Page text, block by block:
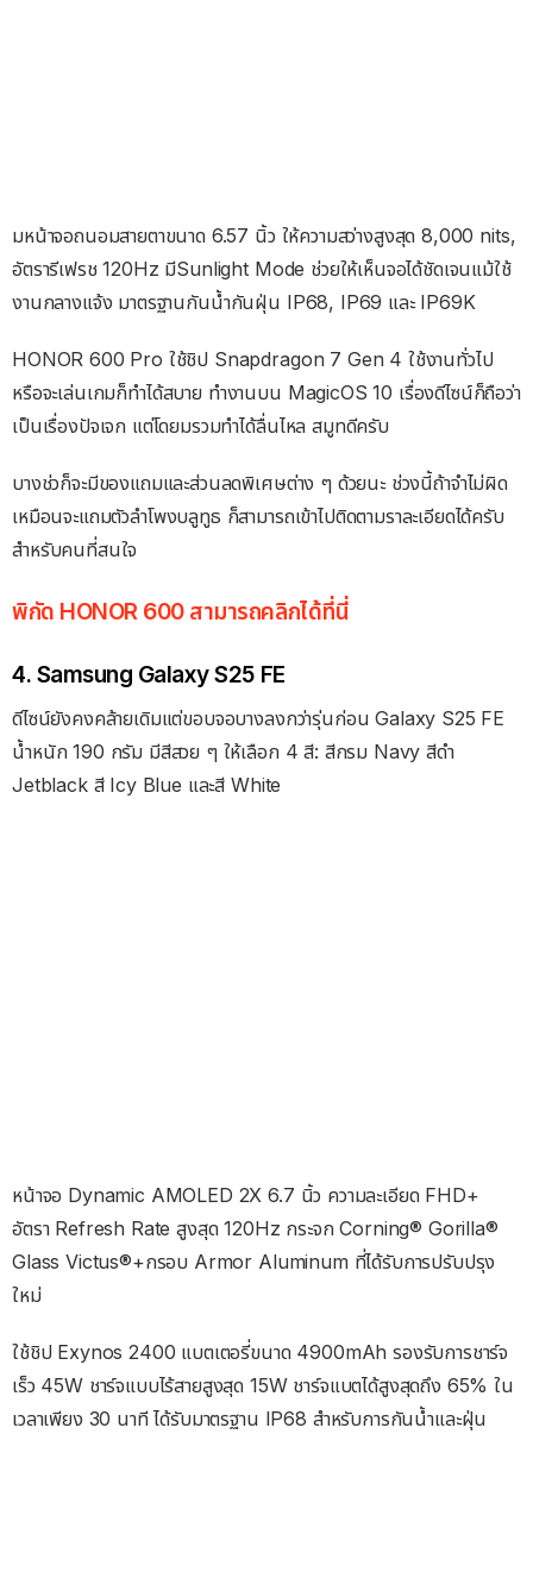
มหน้าจอถนอมสายตาขนาด 6.57 นิ้ว ให้ความสว่างสูงสุด 8,000 nits,
อัตรารีเฟรช 120Hz มีSunlight Mode ช่วยให้เห็นจอได้ชัดเจนแม้ใช้
งานกลางแจ้ง มาตรฐานกันน้ำกันฝุ่น IP68, IP69 และ IP69K
HONOR 600 Pro ใช้ชิป Snapdragon 7 Gen 4 ใช้งานทั่วไป
หรือจะเล่นเกมก็ทำได้สบาย ทำงานบน MagicOS 10 เรื่องดีไซน์ก็ถือว่า
เป็นเรื่องปัจเจก แต่โดยมรวมทำได้ลื่นไหล สมูทดีครับ
บางช่วก็จะมีของแถมและส่วนลดพิเศษต่าง ๆ ด้วยนะ ช่วงนี้ถ้าจำไม่ผิด
เหมือนจะแถมตัวลำโพงบลูทูธ ก็สามารถเข้าไปติดตามราละเอียดได้ครับ
สำหรับคนที่สนใจ
พิกัด HONOR 600 สามารถคลิกได้ที่นี่
4. Samsung Galaxy S25 FE
ดีไซน์ยังคงคล้ายเดิมแต่ขอบจอบางลงกว่ารุ่นก่อน Galaxy S25 FE
น้ำหนัก 190 กรัม มีสีสวย ๆ ให้เลือก 4 สี: สีกรม Navy สีดำ
Jetblack สี Icy Blue และสี White
หน้าจอ Dynamic AMOLED 2X 6.7 นิ้ว ความละเอียด FHD+
อัตรา Refresh Rate สูงสุด 120Hz กระจก Corning® Gorilla®
Glass Victus®+กรอบ Armor Aluminum ที่ได้รับการปรับปรุง
ใหม่
ใช้ชิป Exynos 2400 แบตเตอรี่ขนาด 4900mAh รองรับการชาร์จ
เร็ว 45W ชาร์จแบบไร้สายสูงสุด 15W ชาร์จแบตได้สูงสุดถึง 65% ใน
เวลาเพียง 30 นาที ได้รับมาตรฐาน IP68 สำหรับการกันน้ำและฝุ่น